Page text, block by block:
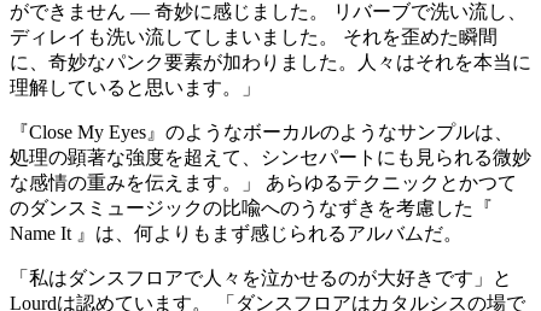
ができません — 奇妙に感じました。 リバーブで洗い流し、
ディレイも洗い流してしまいました。 それを歪めた瞬間
に、奇妙なパンク要素が加わりました。人々はそれを本当に
理解していると思います。」
『Close My Eyes』のようなボーカルのようなサンプルは、
処理の顕著な強度を超えて、シンセパートにも見られる微妙
な感情の重みを伝えます。」 あらゆるテクニックとかつて
のダンスミュージックの比喩へのうなずきを考慮した『
Name It 』は、何よりもまず感じられるアルバムだ。
「私はダンスフロアで人々を泣かせるのが大好きです」と
Lourdは認めています。 「ダンスフロアはカタルシスの場で